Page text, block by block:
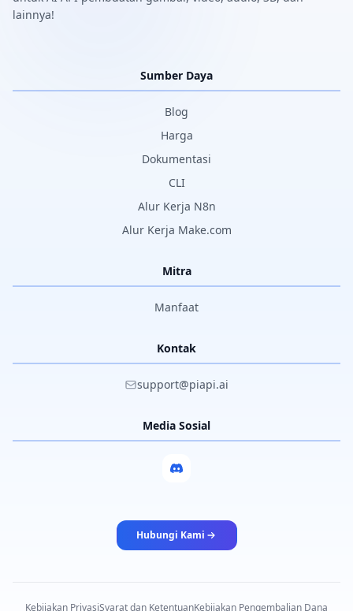
lainnya!
Sumber Daya
Blog
Harga
Dokumentasi
CLI
Alur Kerja N8n
Alur Kerja Make.com
Mitra
Manfaat
Kontak
support@piapi.ai
Media Sosial
Hubungi Kami
Kebijakan PrivasiSyarat dan KetentuanKebijakan Pengembalian Dana